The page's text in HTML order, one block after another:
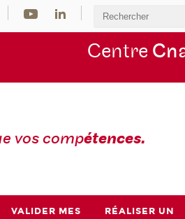
Centre
vos compétences.
VALIDER MES
RÉALISER UN